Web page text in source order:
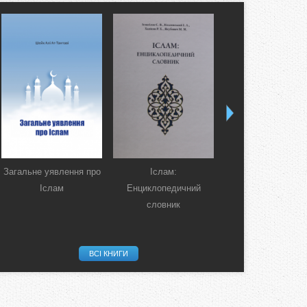
Загальне уявлення про
Іслам
Іслам:
Енциклопедичний
словник
Коран.
смислів
ВСІ КНИГИ